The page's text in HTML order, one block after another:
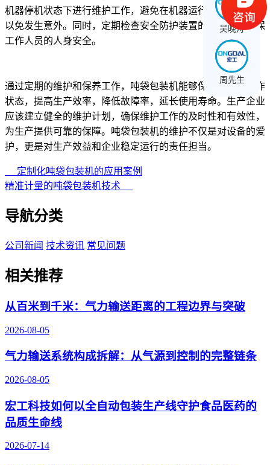
机器停机状态下进行维护工作，避免在机器运行时进行维护，
以免发生意外。同时，定期检查安全防护装置的可靠性，确保
工作人员的人身安全。
通过定期的维护和保养工作，吨袋包装机能够保持良好的工作
状态，提高生产效率，降低故障率，延长使用寿命。生产企业
应该建立健全的维护计划，确保维护工作的及时性和有效性，
为生产提供可靠的保障。吨袋包装机的维护不仅是对设备的爱
护，更是对生产效益和企业稳定运行的责任担当。
定制化吨袋包装机的应用案例
精准计量的吨袋包装机技术
导航分类
公司新闻 技术资讯 常见问题
相关推荐
从百米到千米：气力输送距离的工程边界与突破
2026-08-05
气力输送系统构成拆解：从气源到控制的完整链条
2026-08-05
宏工科技如何以全自动包装生产线守护食品医药的
品质生命线
2026-07-14
吴晚舟
周先生